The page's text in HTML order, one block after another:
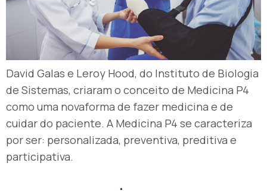
David Galas e Leroy Hood, do Instituto de Biologia
de Sistemas, criaram o conceito de Medicina P4
como uma novaforma de fazer medicina e de
cuidar do paciente. A Medicina P4 se caracteriza
por ser: personalizada, preventiva, preditiva e
participativa.